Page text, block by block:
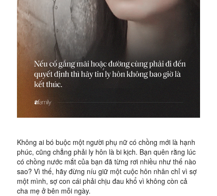
Không ai bó buộc một người phụ nữ có chồng mới là hạnh
phúc, cũng chẳng phải ly hôn là bi kịch. Bạn quên rằng lúc
có chồng nước mắt của bạn đã từng rơi nhiều như thế nào
sao? Vì thế, hãy đừng níu giữ một cuộc hôn nhân chỉ vì sợ
một mình, sợ con cái phải chịu đau khổ vì không còn cả
cha mẹ ở bên mỗi ngày.